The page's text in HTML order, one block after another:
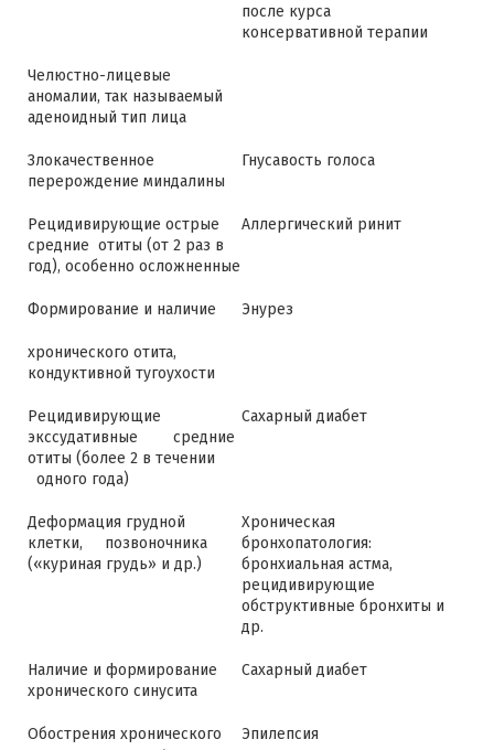
после курса
консервативной терапии
Челюстно-лицевые
аномалии, так называемый
аденоидный тип лица
Злокачественное
перерождение миндалины
Гнусавость голоса
Рецидивирующие острые
средние отиты (от 2 раз в
год), особенно осложненные
Аллергический ринит
Формирование и наличие
хронического отита,
кондуктивной тугоухости
Энурез
Рецидивирующие
экссудативные средние
отиты (более 2 в течении
одного года)
Сахарный диабет
Деформация грудной
клетки, позвоночника
(«куриная грудь» и др.)
Хроническая
бронхопатология:
бронхиальная астма,
рецидивирующие
обструктивные бронхиты и
др.
Наличие и формирование
хронического синусита
Сахарный диабет
Обострения хронического
Эпилепсия